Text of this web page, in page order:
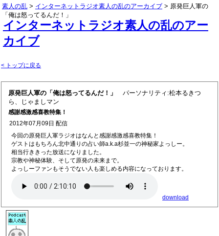
インターネットラジオ素人の乱のアー
カイブ
< トップに戻る
原発巨人軍の「俺は怒ってるんだ！」 パーソナリティ:松本るきつ
ら、じゃましマン
感謝感激感喜教特集！
2012年07月09日 配信
今回の原発巨人軍ラジオはなんと感謝感激感喜教特集！
ゲストはもちろん北中通りの占い師a.k.a杉並一の神秘家よっしー。
相当行ききった放送になりました。
宗教や神秘体験、そして原発の未来まで。
よっしーファンもそうでない人も楽しめる内容になっております。
download
素人の乱 > インターネットラジオ素人の乱のアーカイブ > 原発巨人軍の
「俺は怒ってるんだ！」